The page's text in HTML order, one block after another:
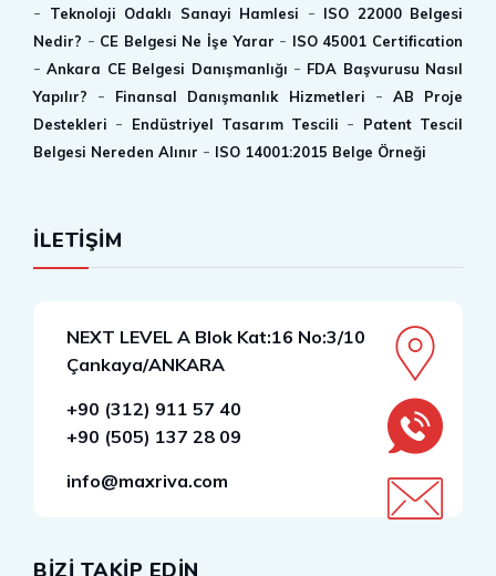
- Teknoloji Odaklı Sanayi Hamlesi - ISO 22000 Belgesi
Nedir? - CE Belgesi Ne İşe Yarar - ISO 45001 Certification
-Ankara CE Belgesi Danışmanlığı - FDA Başvurusu Nasıl
Yapılır?
- Finansal Danışmanlık Hizmetleri -
AB Proje
Destekleri - Endüstriyel Tasarım Tescili -
Patent Tescil
Belgesi Nereden Alınır - ISO 14001:2015 Belge Örneği
İLETİŞİM
NEXT LEVEL A Blok Kat:16 No:3/10
Çankaya/ANKARA
+90 (312) 911 57 40
+90 (505) 137 28 09
info@maxriva.com
BİZİ TAKİP EDİN